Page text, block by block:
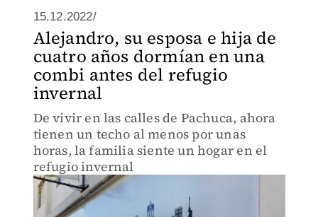
15.12.2022/
Alejandro, su esposa e hija de
cuatro años dormían en una
combi antes del refugio
invernal
De vivir en las calles de Pachuca, ahora
tienen un techo al menos por unas
horas, la familia siente un hogar en el
refugio invernal